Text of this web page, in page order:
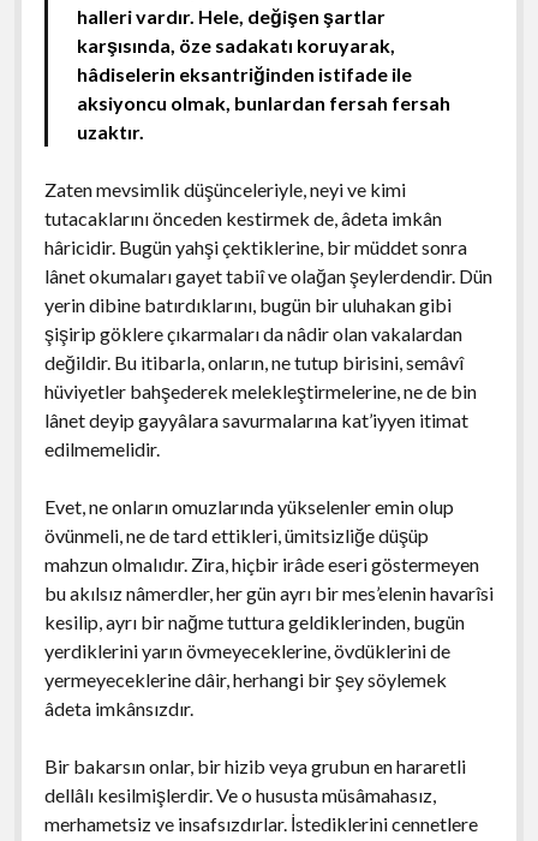
halleri vardır. Hele, değişen şartlar
karşısında, öze sadakatı koruyarak,
hâdiselerin eksantriğinden istifade ile
aksiyoncu olmak, bunlardan fersah fersah
uzaktır.
Zaten mevsimlik düşünceleriyle, neyi ve kimi
tutacaklarını önceden kestirmek de, âdeta imkân
hâricidir. Bugün yahşi çektiklerine, bir müddet sonra
lânet okumaları gayet tabiî ve olağan şeylerdendir. Dün
yerin dibine batırdıklarını, bugün bir uluhakan gibi
şişirip göklere çıkarmaları da nâdir olan vakalardan
değildir. Bu itibarla, onların, ne tutup birisini, semâvî
hüviyetler bahşederek melekleştirmelerine, ne de bin
lânet deyip gayyâlara savurmalarına kat’iyyen itimat
edilmemelidir.
Evet, ne onların omuzlarında yükselenler emin olup
övünmeli, ne de tard ettikleri, ümitsizliğe düşüp
mahzun olmalıdır. Zira, hiçbir irâde eseri göstermeyen
bu akılsız nâmerdler, her gün ayrı bir mes’elenin havarîsi
kesilip, ayrı bir nağme tuttura geldiklerinden, bugün
yerdiklerini yarın övmeyeceklerine, övdüklerini de
yermeyeceklerine dâir, herhangi bir şey söylemek
âdeta imkânsızdır.
Bir bakarsın onlar, bir hizib veya grubun en hararetli
dellâlı kesilmişlerdir. Ve o hususta müsâmahasız,
merhametsiz ve insafsızdırlar. İstediklerini cennetlere